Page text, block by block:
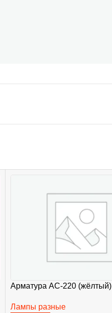
Арматура АС-220 (жёлтый)
Лампы разные